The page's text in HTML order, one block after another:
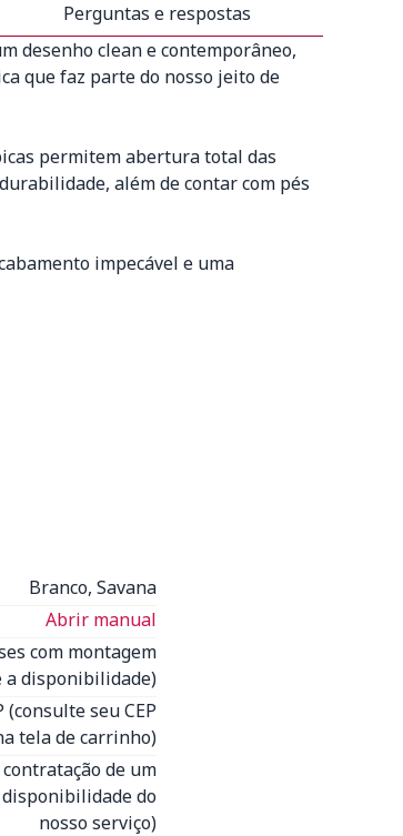
Perguntas e respostas
desenho clean e contemporâneo,
que faz parte do nosso jeito de
permitem abertura total das
além de contar com pés
impecável e uma
Branco, Savana
Abrir manual
com montagem
a disponibilidade)
(consulte seu CEP
tela de carrinho)
de um
do
nosso serviço)